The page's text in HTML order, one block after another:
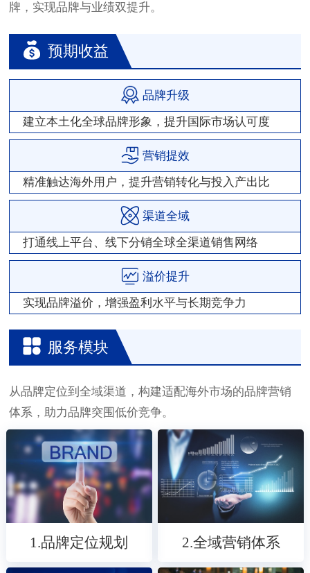
牌，实现品牌与业绩双提升。
预期收益
品牌升级
建立本土化全球品牌形象，提升国际市场认可度
营销提效
精准触达海外用户，提升营销转化与投入产出比
渠道全域
打通线上平台、线下分销全球全渠道销售网络
溢价提升
实现品牌溢价，增强盈利水平与长期竞争力
服务模块
从品牌定位到全域渠道，构建适配海外市场的品牌营销
体系，助力品牌突围低价竞争。
1.品牌定位规划 2.全域营销体系